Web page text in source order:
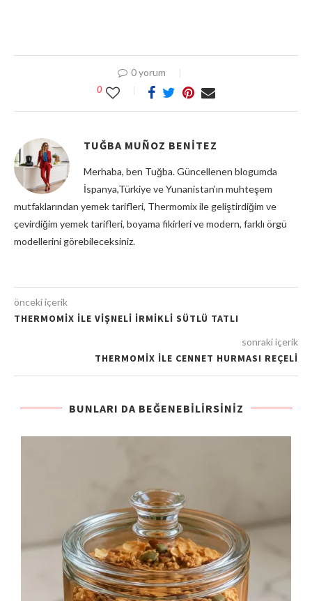
0 yorum
0
TUĞBA MUÑOZ BENITEZ
Merhaba, ben Tuğba. Güncellenen blogumda
İspanya,Türkiye ve Yunanistan’ın muhteşem
mutfaklarından yemek tarifleri, Thermomix ile geliştirdiğim ve
çevirdiğim yemek tarifleri, boyama fikirleri ve modern, farklı örgü
modellerini görebileceksiniz.
önceki içerik
THERMOMIX ILE VIŞNELI IRMIKLI SÜTLÜ TATLI
sonraki içerik
THERMOMIX ILE CENNET HURMASI REÇELI
BUNLARI DA BEĞENEBILIRSINIZ